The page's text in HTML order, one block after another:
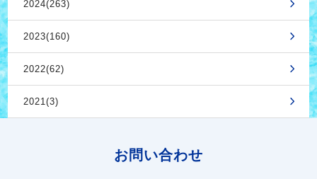
2024(263)
2023(160)
2022(62)
2021(3)
お問い合わせ